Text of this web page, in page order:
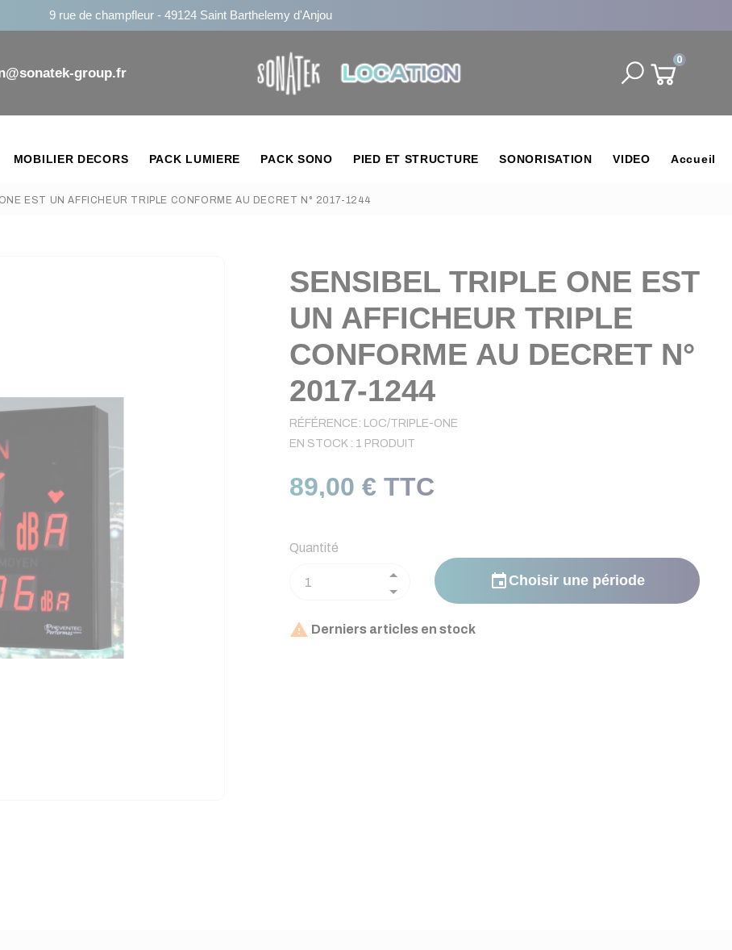
9 rue de champfleur - 49124 Saint Barthelemy d'Anjou
group.fr
0
MOBILIER DECORS PACK LUMIERE PACK SONO PIED ET STRUCTURE SONORISATION VIDEO Accueil
EST UN AFFICHEUR TRIPLE CONFORME AU DECRET N° 2017-1244
SENSIBEL TRIPLE ONE EST
UN AFFICHEUR TRIPLE
CONFORME AU DECRET N°
2017-1244
RÉFÉRENCE: LOC/TRIPLE-ONE
EN STOCK : 1 PRODUIT
89,00 € TTC
Quantité
eventChoisir une période
 Derniers articles en stock